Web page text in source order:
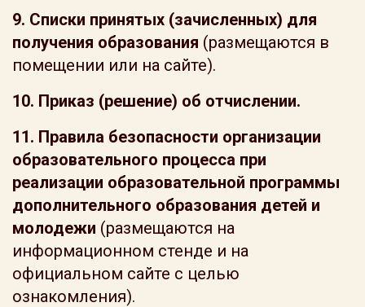
9. Списки принятых (зачисленных) для
получения образования (размещаются в
помещении или на сайте).
10. Приказ (решение) об отчислении.
11. Правила безопасности организации
образовательного процесса при
реализации образовательной программы
дополнительного образования детей и
молодежи (размещаются на
информационном стенде и на
официальном сайте с целью
ознакомления).